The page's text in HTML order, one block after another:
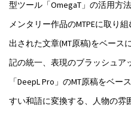
型ツール「OmegaT」の活用方
メンタリー作品のMTPEに取り
出された文章(MT原稿)をベース
記の統一、表現のブラッシュア
「DeepL Pro」のMT原稿をベ
すい和語に変換する、人物の雰